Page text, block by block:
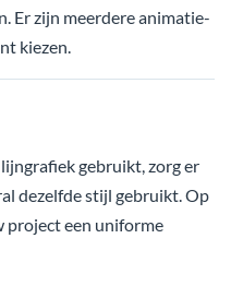
Er zijn meerdere animatie-
kiezen.
gebruikt, zorg er
dezelfde stijl gebruikt. Op
project een uniforme